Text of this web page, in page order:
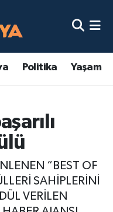
Politika Yaşam
“BEST OF
SAHİPLERİNİ
VERİLEN
ve Fikstür